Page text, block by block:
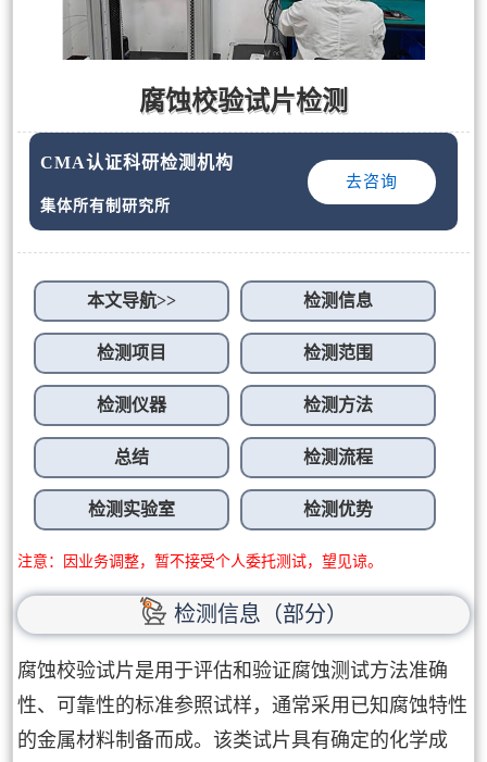
腐蚀校验试片检测
CMA认证科研检测机构
集体所有制研究所
去咨询
本文导航>> 检测信息
检测项目 检测范围
检测仪器 检测方法
总结 检测流程
检测实验室 检测优势
注意：因业务调整，暂不接受个人委托测试，望见谅。
检测信息（部分）
腐蚀校验试片是用于评估和验证腐蚀测试方法准确
性、可靠性的标准参照试样，通常采用已知腐蚀特性
的金属材料制备而成。该类试片具有确定的化学成